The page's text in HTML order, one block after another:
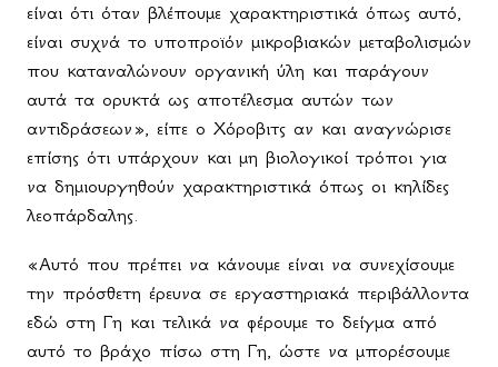
είναι ότι όταν βλέπουμε χαρακτηριστικά όπως αυτό,
είναι συχνά το υποπροϊόν μικροβιακών μεταβολισμών
που καταναλώνουν οργανική ύλη και παράγουν
αυτά τα ορυκτά ως αποτέλεσμα αυτών των
αντιδράσεων», είπε ο Χόροβιτς αν και αναγνώρισε
επίσης ότι υπάρχουν και μη βιολογικοί τρόποι για
να δημιουργηθούν χαρακτηριστικά όπως οι κηλίδες
λεοπάρδαλης.
«Αυτό που πρέπει να κάνουμε είναι να συνεχίσουμε
την πρόσθετη έρευνα σε εργαστηριακά περιβάλλοντα
εδώ στη Γη και τελικά να φέρουμε το δείγμα από
αυτό το βράχο πίσω στη Γη, ώστε να μπορέσουμε